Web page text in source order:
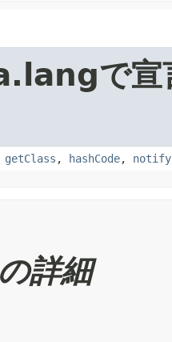
で宣
getClass , hashCode, notify
詳細